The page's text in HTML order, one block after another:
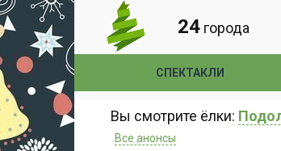
24 города
СПЕКТАКЛИ
Вы смотрите ёлки:
Все анонсы